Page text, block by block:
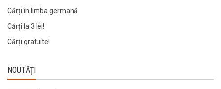
Cărți în limba germană
Cărți la 3 lei!
Cărți gratuite!
NOUTĂȚI